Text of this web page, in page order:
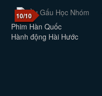
10/10
Phim Hàn Quốc
Hành động Hài Hước